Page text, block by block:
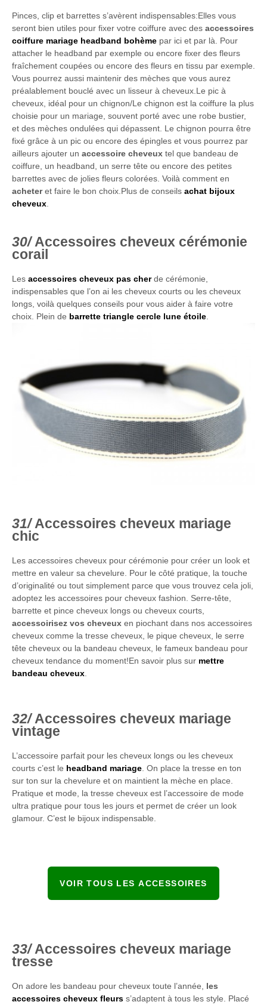
Pinces, clip et barrettes s’avèrent indispensables:Elles vous
seront bien utiles pour fixer votre coiffure avec des accessoires
coiffure mariage headband bohème par ici et par là. Pour
attacher le headband par exemple ou encore fixer des fleurs
fraîchement coupées ou encore des fleurs en tissu par exemple.
Vous pourrez aussi maintenir des mèches que vous aurez
préalablement bouclé avec un lisseur à cheveux.Le pic à
cheveux, idéal pour un chignon/Le chignon est la coiffure la plus
choisie pour un mariage, souvent porté avec une robe bustier,
et des mèches ondulées qui dépassent. Le chignon pourra être
fixé grâce à un pic ou encore des épingles et vous pourrez par
ailleurs ajouter un accessoire cheveux tel que bandeau de
coiffure, un headband, un serre tête ou encore des petites
barrettes avec de jolies fleurs colorées. Voilà comment en
acheteret faire le bon choix.Plus de conseils achat bijoux
cheveux.
Accessoires cheveux cérémonie
corail
Les accessoires cheveux pas cherde cérémonie,
indispensables que l’on ai les cheveux courts ou les cheveux
longs, voilà quelques conseils pour vous aider à faire votre
choix. Plein de barrette triangle cercle lune étoile
Accessoires cheveux mariage
chic
Les accessoires cheveux pour cérémonie pour créer un look et
mettre en valeur sa chevelure. Pour le côté pratique, la touche
d’originalité ou tout simplement parce que vous trouvez cela joli,
adoptez les accessoires pour cheveux fashion. Serre-tête,
barrette et pince cheveux longs ou cheveux courts,
accessoirisez vos cheveux en piochant dans nos accessoires
cheveux comme la tresse cheveux, le pique cheveux, le serre
tête cheveux ou la bandeau cheveux, le fameux bandeau pour
cheveux tendance du moment!En savoir plus sur mettre
bandeau cheveux.
Accessoires cheveux mariage
vintage
L’accessoire parfait pour les cheveux longs ou les cheveux
courts c’est le headband mariage . On place la tresse en ton
sur ton sur la chevelure et on maintient la mèche en place.
Pratique et mode, la tresse cheveux est l’accessoire de mode
ultra pratique pour tous les jours et permet de créer un look
glamour. C’est le bijoux indispensable.
VOIR TOUS LES ACCESSOIRES
Accessoires cheveux mariage
tresse
On adore les bandeau pour cheveux toute l’année, les
accessoires cheveux fleurs s’adaptent à tous les style. Placé